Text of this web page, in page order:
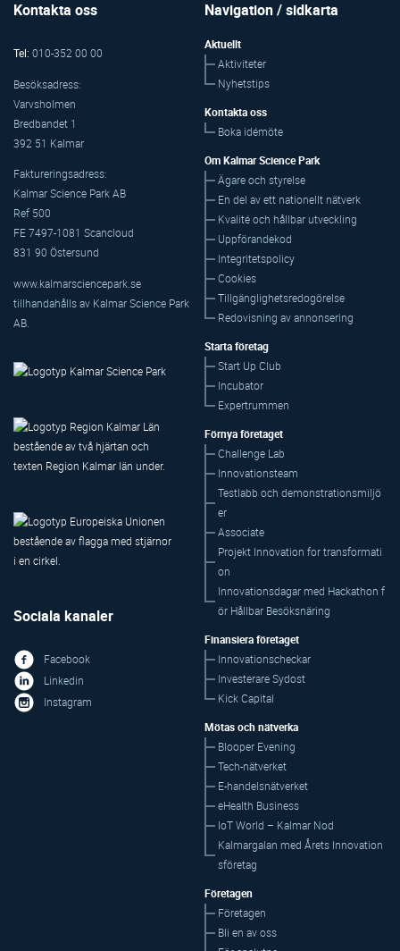
Kontakta oss
Tel: 010-352 00 00
Besöksadress:
Varvsholmen
Bredbandet 1
392 51 Kalmar
Faktureringsadress:
Kalmar Science Park AB
Ref 500
FE 7497-1081 Scancloud
831 90 Östersund
www.kalmarsciencepark.se
tillhandahålls av Kalmar Science Park
AB.
Sociala kanaler
Facebook
Linkedin
Instagram
Navigation / sidkarta
Aktuellt
Aktiviteter
Nyhetstips
Kontakta oss
Boka idémöte
Om Kalmar Science Park
Ägare och styrelse
En del av ett nationellt nätverk
Kvalité och hållbar utveckling
Uppförandekod
Integritetspolicy
Cookies
Tillgänglighetsredogörelse
Redovisning av annonsering
Starta företag
Start Up Club
Incubator
Expertrummen
Förnya företaget
Challenge Lab
Innovationsteam
Testlabb och demonstrationsmiljö
er
Associate
Projekt Innovation for transformati
on
Innovationsdagar med Hackathon f
ör Hållbar Besöksnäring
Finansiera företaget
Innovationscheckar
Investerare Sydost
Kick Capital
Mötas och nätverka
Blooper Evening
Tech-nätverket
E-handelsnätverket
eHealth Business
IoT World – Kalmar Nod
Kalmargalan med Årets Innovation
sföretag
Företagen
Företagen
Bli en av oss